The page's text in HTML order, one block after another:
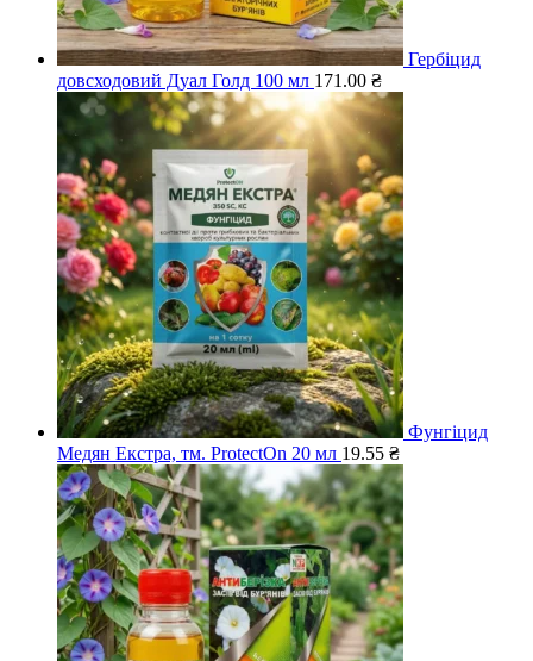
Гербіцид
довсходовий Дуал Голд 100 мл 171.00 ₴
Фунгіцид
Медян Екстра, тм. ProtectOn 20 мл 19.55 ₴